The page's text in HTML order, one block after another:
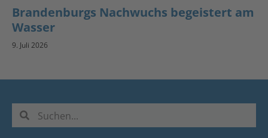
Brandenburgs Nachwuchs begeistert am
Wasser
9. Juli 2026